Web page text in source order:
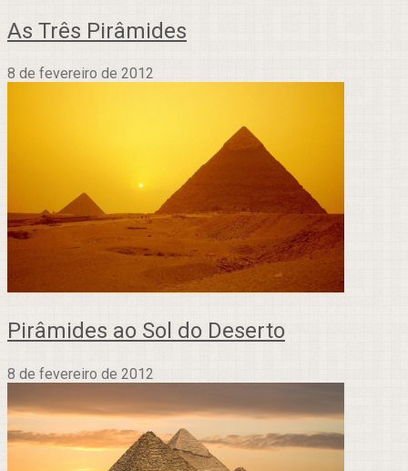
As Três Pirâmides
8 de fevereiro de 2012
Pirâmides ao Sol do Deserto
8 de fevereiro de 2012